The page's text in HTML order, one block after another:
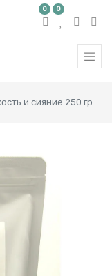
0 0
и сияние 250 гр